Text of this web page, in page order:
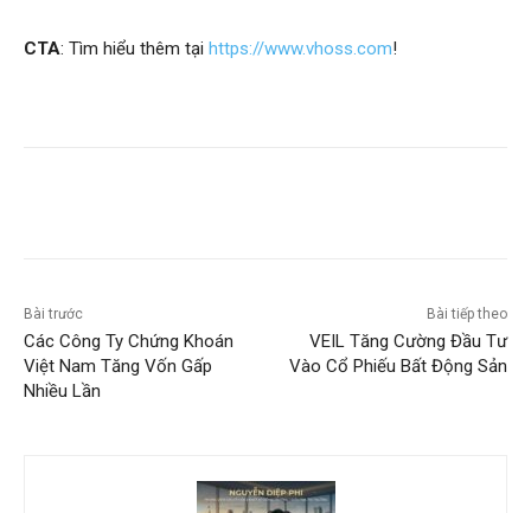
CTA: Tìm hiểu thêm tại https://www.vhoss.com!
Bài trước
Các Công Ty Chứng Khoán
Việt Nam Tăng Vốn Gấp
Nhiều Lần
Bài tiếp theo
VEIL Tăng Cường Đầu Tư
Vào Cổ Phiếu Bất Động Sản